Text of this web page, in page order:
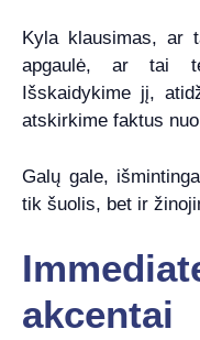
Kyla klausimas, ar
apgaulė, ar tai
Išskaidykime jį,
atskirkime faktus
Galų gale,
tik šuolis, bet ir
akcentai